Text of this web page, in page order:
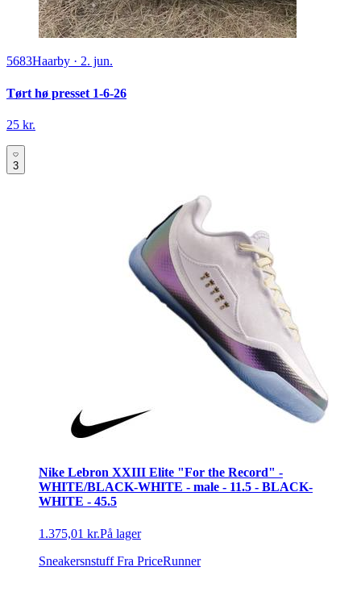
5683Haarby · 2. jun.
Tørt hø presset 1-6-26
25 kr.
3
Nike Lebron XXIII Elite "For the Record" -
WHITE/BLACK-WHITE - male - 11.5 - BLACK-
WHITE - 45.5
1.375,01 kr.På lager
Sneakersnstuff Fra PriceRunner